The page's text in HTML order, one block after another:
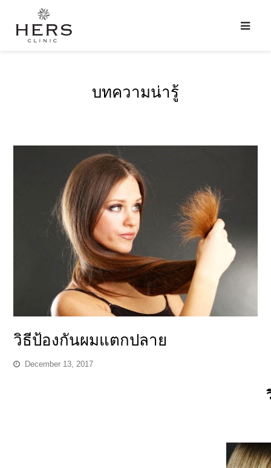
บทความน่ารู้
วิธีป้องกันผมแตกปลาย
December 13, 2017